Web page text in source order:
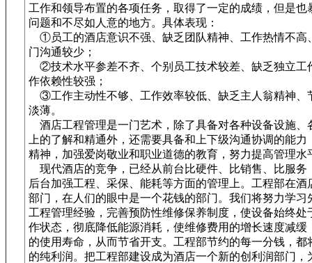
工作和领导布置的各项任务，取得了一定的成绩，但是也
问题和不尽如人意的地方。具体表现：
①员工的酒店意识不强、缺乏团队精神、工作热情不高
门沟通较少；
②技术水平参差不齐、个别员工技术较差、缺乏独立工
作依赖性较强；
③工作主动性不够、工作效率较低、缺乏主人翁精神、
淡薄。
酒店工程管理是一门艺术，除了具备对各种设备设施、
上的了解和精通外，还需要具备和上下级沟通协调的能力
精神，加强爱岗敬业和职业道德的教育，努力提高管理水
现代酒店的竞争，已经从前台比硬件、比销售、比服务
后台加强工程、采保、能耗等方面的管理上。工程部在酒
部门，在人们的眼中是一个花钱的部门。我们将努力学习
工程管理经验，完善预防性维修保养制度，使设备始终处
作状态，彻底降低能源消耗，使维修费用的增长速度减缓
的使用寿命，从而节省开支。工程部节约的每一分钱，都
的纯利润。把工程部建设成为酒店一个新的创利润部门，